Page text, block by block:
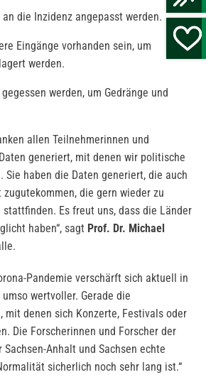
die Inzidenz angepasst werden.
Eingänge vorhanden sein, um
werden.
werden, um Gedränge und
allen Teilnehmerinnen und
generiert, mit denen wir politische
haben die Daten generiert, die auch
die gern wieder zu
Es freut uns, dass die Länder
haben“, sagt Prof. Dr. Michael
Pandemie verschärft sich aktuell in
umso wertvoller. Gerade die
denen sich Konzerte, Festivals oder
Die Forscherinnen und Forscher der
Anhalt und Sachsen echte
sicherlich noch sehr lang ist.“